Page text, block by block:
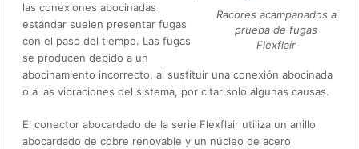
Racores acampanados a
prueba de fugas
Flexflair
las conexiones abocinadas
estándar suelen presentar fugas
con el paso del tiempo. Las fugas
se producen debido a un
abocinamiento incorrecto, al sustituir una conexión abocinada
o a las vibraciones del sistema, por citar solo algunas causas.
El conector abocardado de la serie Flexflair utiliza un anillo
abocardado de cobre renovable y un núcleo de acero